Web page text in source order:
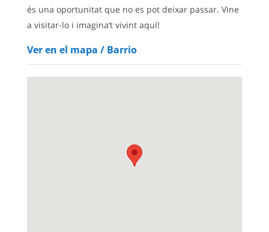
és una oportunitat que no es pot deixar passar. Vine
a visitar-lo i imagina’t vivint aquí!
Ver en el mapa / Barrio